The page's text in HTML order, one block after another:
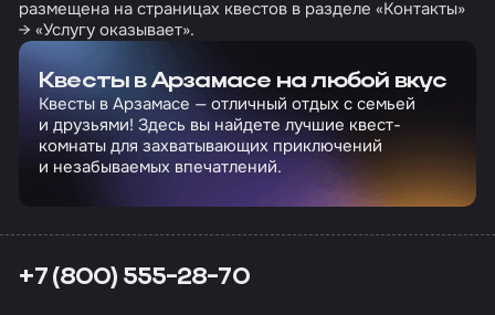
размещена на страницах квестов в разделе «Контакты»
→ «Услугу оказывает».
Квесты в Арзамасе на любой вкус
Квесты в Арзамасе — отличный отдых с семьей
и друзьями! Здесь вы найдете лучшие квест-
комнаты для захватывающих приключений
и незабываемых впечатлений.
+7 (800) 555-28-70